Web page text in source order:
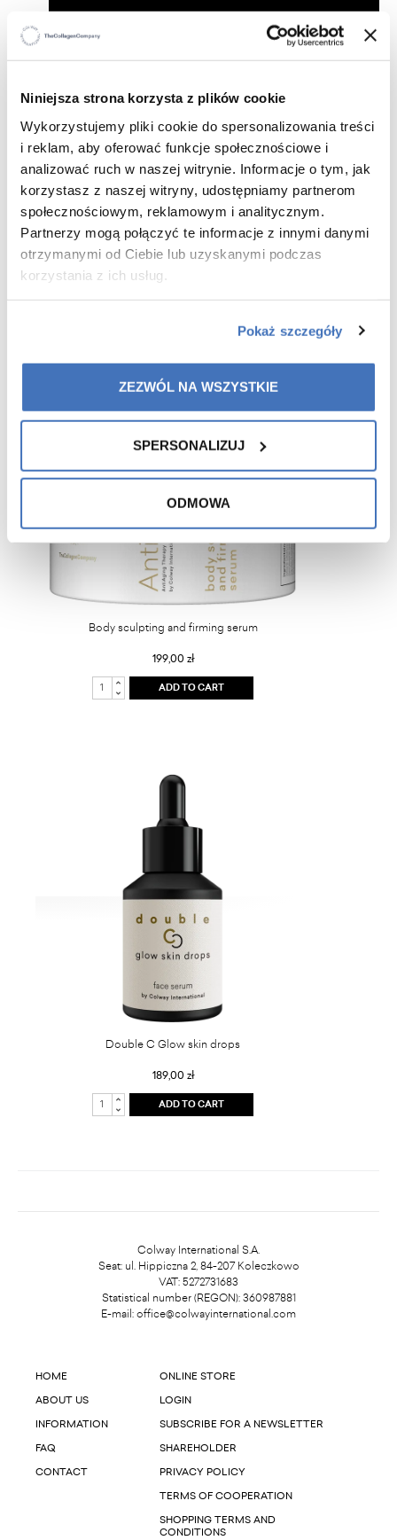
Niniejsza strona korzysta z plików cookie
Wykorzystujemy pliki cookie do spersonalizowania treści
i reklam, aby oferować funkcje społecznościowe i
analizować ruch w naszej witrynie. Informacje o tym, jak
korzystasz z naszej witryny, udostępniamy partnerom
społecznościowym, reklamowym i analitycznym.
Partnerzy mogą połączyć te informacje z innymi danymi
otrzymanymi od Ciebie lub uzyskanymi podczas
korzystania z ich usług.
Pokaż szczegóły
ZEZWÓL NA WSZYSTKIE
SPERSONALIZUJ
ODMOWA
Recommended for you
Body sculpting and firming serum
199,00 zł
ADD TO CART
Double C Glow skin drops
189,00 zł
ADD TO CART
Colway International S.A.
Seat: ul. Hippiczna 2, 84-207 Koleczkowo
VAT: 5272731683
Statistical number (REGON): 360987881
E-mail: office@colwayinternational.com
HOME
ABOUT US
INFORMATION
FAQ
CONTACT
ONLINE STORE
LOGIN
SUBSCRIBE FOR A NEWSLETTER
SHAREHOLDER
PRIVACY POLICY
TERMS OF COOPERATION
SHOPPING TERMS AND
CONDITIONS